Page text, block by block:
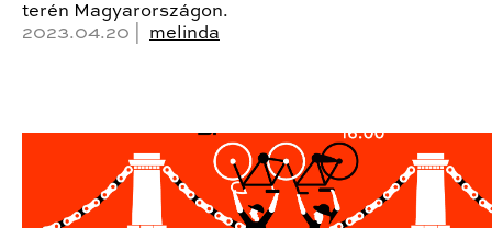
terén Magyarországon.
2023.04.20 | melinda